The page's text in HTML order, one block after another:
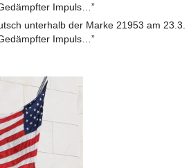
Impuls…”
unterhalb der Marke 21953 am 23.3.
Impuls…”